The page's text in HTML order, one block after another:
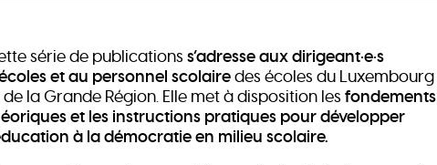
série de publications s’adresse auxdirigeant·e·s
et au personnel scolairedes écoles du Luxembourg
la Grande Région. Elle met à disposition les fondements
et les instructions pratiques pour développer
à la démocratie en milieu scolaire.